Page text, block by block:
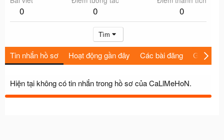
0 0 0
Tìm
Tin nhắn hồ sơ Hoạt động gần đây Các bài đăng Giới thiệu
Hiện tại không có tin nhắn trong hồ sơ của CaLlMeHoN.